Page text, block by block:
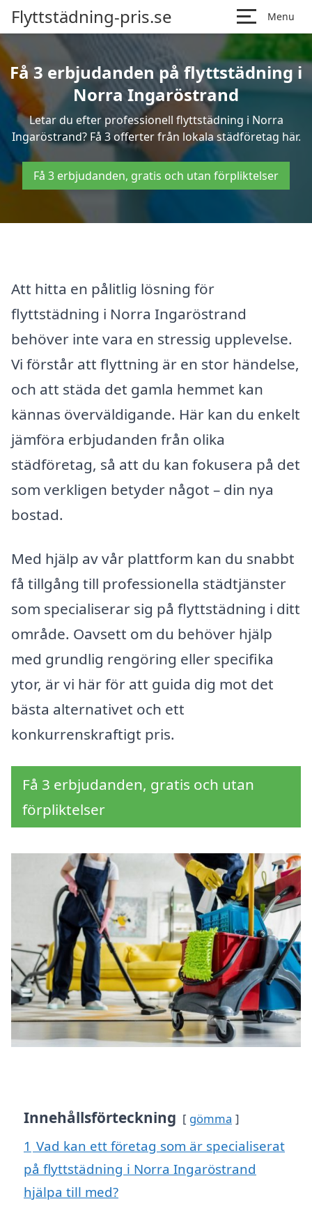
Flyttstädning-pris.se Menu
Få 3 erbjudanden på flyttstädning i
Norra Ingaröstrand
Letar du efter professionell flyttstädning i Norra
Ingaröstrand? Få 3 offerter från lokala städföretag här.
Få 3 erbjudanden, gratis och utan förpliktelser
Att hitta en pålitlig lösning för
flyttstädning i Norra Ingaröstrand
behöver inte vara en stressig upplevelse.
Vi förstår att flyttning är en stor händelse,
och att städa det gamla hemmet kan
kännas överväldigande. Här kan du enkelt
jämföra erbjudanden från olika
städföretag, så att du kan fokusera på det
som verkligen betyder något – din nya
bostad.
Med hjälp av vår plattform kan du snabbt
få tillgång till professionella städtjänster
som specialiserar sig på flyttstädning i ditt
område. Oavsett om du behöver hjälp
med grundlig rengöring eller specifika
ytor, är vi här för att guida dig mot det
bästa alternativet och ett
konkurrenskraftigt pris.
Få 3 erbjudanden, gratis och utan
förpliktelser
Innehållsförteckning gömma
1 Vad kan ett företag som är specialiserat
på flyttstädning i Norra Ingaröstrand
hjälpa till med?